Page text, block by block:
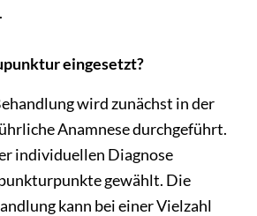
eingesetzt?
wird zunächst in der
Anamnese durchgeführt.
individuellen Diagnose
gewählt. Die
kann bei einer Vielzahl